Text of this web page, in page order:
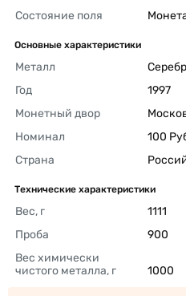
Состояние поля
Основные характеристики
Металл
Год
1997
Монетный двор
Номинал
100
Страна
Технические характеристики
Вес, г
1111
Проба
900
Вес химически
чистого металла, г
1000